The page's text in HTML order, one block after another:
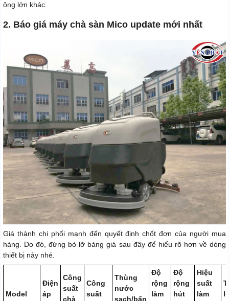
ông lớn khác.
2. Báo giá máy chà sàn Mico update mới nhất
Giá thành chi phối mạnh đến quyết định chốt đơn của người mua
hàng. Do đó, đừng bỏ lỡ bảng giá sau đây để hiểu rõ hơn về dòng
thiết bị này nhé.
Model
Điện
áp
Công
suất
chà
Công
suất
Thùng
nước
sạch/bẩn
Độ
rộng
làm
Độ
rộng
hút
Hiệu
suất
làm